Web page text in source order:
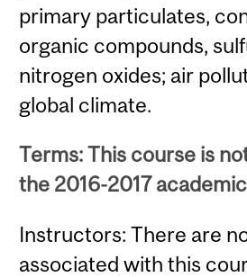
primary particulates,
organic compounds,
nitrogen oxides; air
global climate.
Terms: This course is
the 2016-2017
Instructors: There are
associated with this